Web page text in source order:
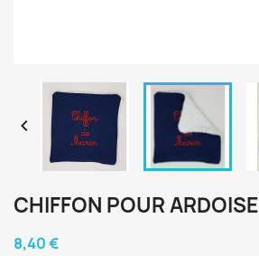

CHIFFON POUR ARDOISE
8,40 €